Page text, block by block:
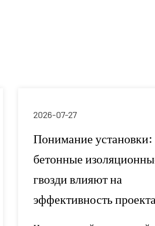
доставляются в
внедряя
приветствуем как
и изучить
2026-07-24
Для чего используются
сверхпрочные
скобы
Когда речь идет о
производстве мебели или